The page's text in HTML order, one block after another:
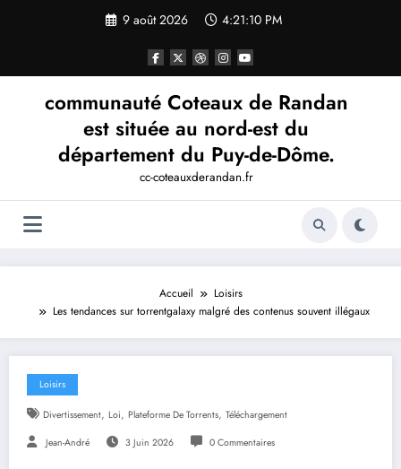
9 août 2026 4:21:10 PM
communauté Coteaux de Randan
est située au nord-est du
département du Puy-de-Dôme.
cc-coteauxderandan.fr
Accueil
Loisirs
Les tendances sur torrentgalaxy malgré des contenus souvent illégaux
Loisirs
Divertissement, Loi, Plateforme De Torrents, Téléchargement
Jean-André 3 Juin 2026 0 Commentaires